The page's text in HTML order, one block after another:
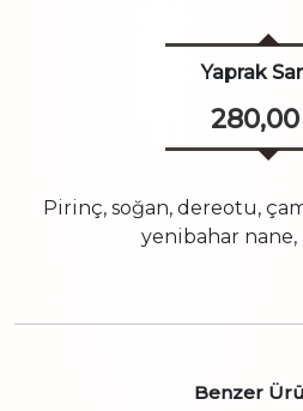
Yaprak
280,00
Pirinç, soğan, dereotu,
yenibahar
Benzer